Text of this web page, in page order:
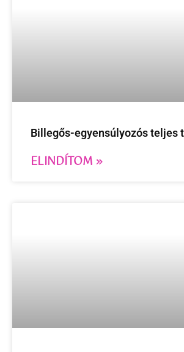
Billegős-egyensúlyozós teljes
ELINDÍTOM »